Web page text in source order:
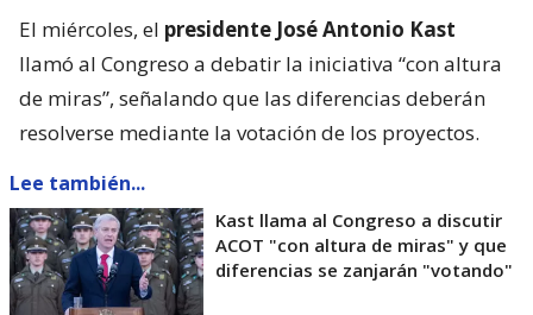
El miércoles, el presidente José Antonio Kast
llamó al Congreso a debatir la iniciativa “con altura
de miras”, señalando que las diferencias deberán
resolverse mediante la votación de los proyectos.
Lee también...
Kast llama al Congreso a discutir
ACOT "con altura de miras" y que
diferencias se zanjarán "votando"